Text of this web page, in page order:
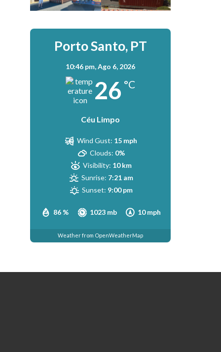
Porto Santo, PT
10:46 pm,Ago 6, 2026
26 °C
Céu Limpo
86 % 1023 mb 10 mph
Wind Gust: 15 mph
Clouds: 0%
Visibility: 10 km
Sunrise: 7:21 am
Sunset: 9:00 pm
Weather from OpenWeatherMap